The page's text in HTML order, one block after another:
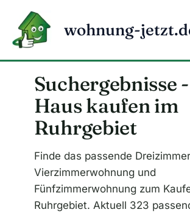
Inhalt
springen
wohnung-
Suchergebnisse -
Haus kaufen im
Ruhrgebiet
Finde das passende
Vierzimmerwohnung und
Fünfzimmerwohnung zum
Ruhrgebiet. Aktuell 323